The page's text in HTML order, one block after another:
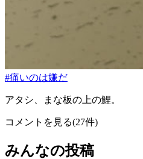
#痛いのは嫌だ
アタシ、まな板の上の鯉。
コメントを見る(27件)
みんなの投稿